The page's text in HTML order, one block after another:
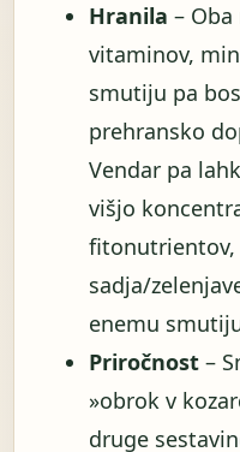
Hranila –
vitaminov,
smutiju pa
prehransko
Vendar pa
višjo
fitonutrientov,
sadja/
enemu
Priročnost –
»obrok v
druge